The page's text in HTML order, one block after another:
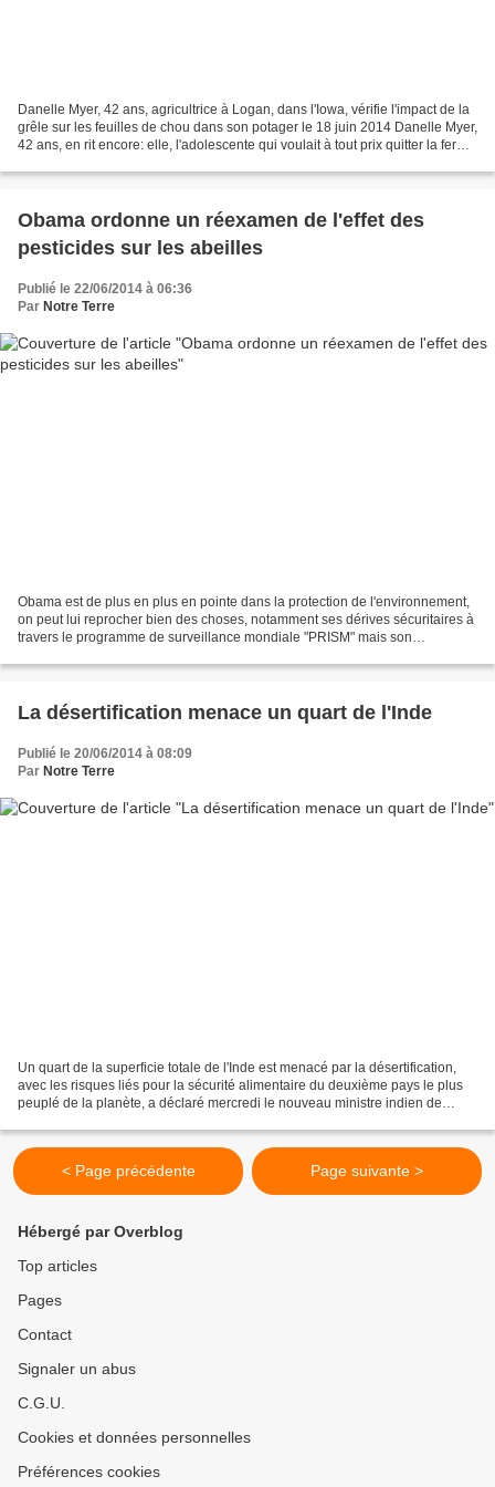
Danelle Myer, 42 ans, agricultrice à Logan, dans l'Iowa, vérifie l'impact de la
grêle sur les feuilles de chou dans son potager le 18 juin 2014 Danelle Myer,
42 ans, en rit encore: elle, l'adolescente qui voulait à tout prix quitter la ferme
Obama ordonne un réexamen de l'effet des
pesticides sur les abeilles
Publié le 22/06/2014 à 06:36
Par Notre Terre
Obama est de plus en plus en pointe dans la protection de l'environnement,
on peut lui reprocher bien des choses, notamment ses dérives sécuritaires à
travers le programme de surveillance mondiale "PRISM" mais son
La désertification menace un quart de l'Inde
Publié le 20/06/2014 à 08:09
Par Notre Terre
Un quart de la superficie totale de l'Inde est menacé par la désertification,
avec les risques liés pour la sécurité alimentaire du deuxième pays le plus
peuplé de la planète, a déclaré mercredi le nouveau ministre indien de
< Page précédente Page suivante >
Hébergé par Overblog
Top articles
Pages
Contact
Signaler un abus
C.G.U.
Cookies et données personnelles
Préférences cookies